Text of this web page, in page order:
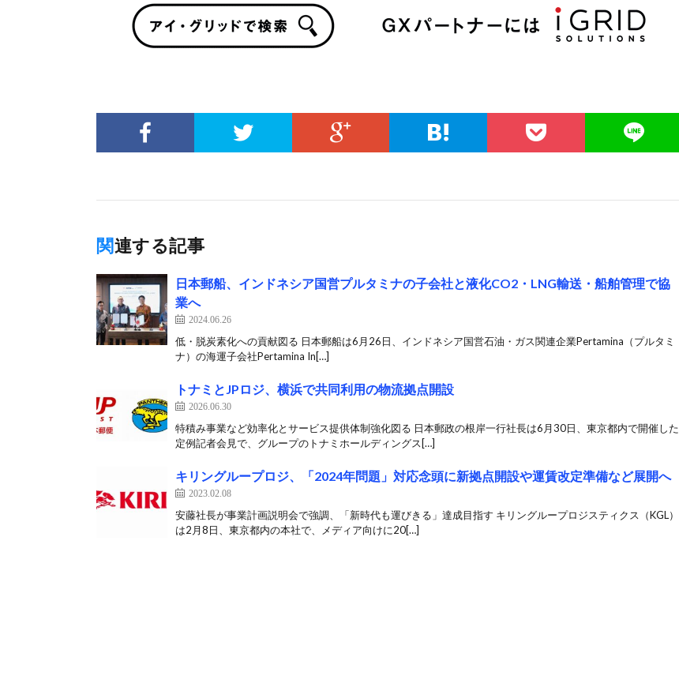
関連する記事
日本郵船、インドネシア国営プルタミナの子会社と液化CO2・LNG輸送・船舶管理で協
業へ
2024.06.26
低・脱炭素化への貢献図る 日本郵船は6月26日、インドネシア国営石油・ガス関連企業Pertamina（プルタミ
ナ）の海運子会社Pertamina In[…]
トナミとJPロジ、横浜で共同利用の物流拠点開設
2026.06.30
特積み事業など効率化とサービス提供体制強化図る 日本郵政の根岸一行社長は6月30日、東京都内で開催した
定例記者会見で、グループのトナミホールディングス[…]
キリングループロジ、「2024年問題」対応念頭に新拠点開設や運賃改定準備など展開へ
2023.02.08
安藤社長が事業計画説明会で強調、「新時代も運びきる」達成目指す キリングループロジスティクス（KGL）
は2月8日、東京都内の本社で、メディア向けに20[…]